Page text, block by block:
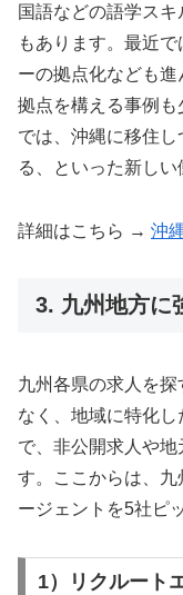
国語などの語学ス
もあります。最近
ーの拠点化なども
拠点を構える事例
では、沖縄に移住
る、といった新しい
詳細はこちら → 沖
3. 九州地方に
九州各県の求人を
なく、地域に特化
で、非公開求人や
す。ここからは、
ージェントを5社ピ
1）リクルート